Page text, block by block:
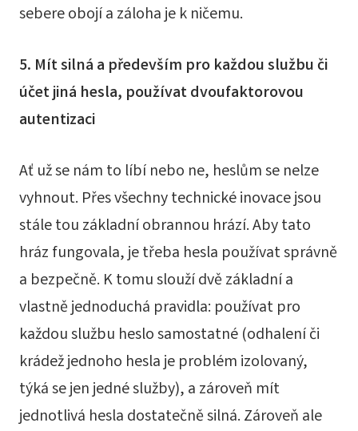
sebere obojí a záloha je k ničemu.
5. Mít silná a především pro každou službu či
účet jiná hesla, používat dvoufaktorovou
autentizaci
Ať už se nám to líbí nebo ne, heslům se nelze
vyhnout. Přes všechny technické inovace jsou
stále tou základní obrannou hrází. Aby tato
hráz fungovala, je třeba hesla používat správně
a bezpečně. K tomu slouží dvě základní a
vlastně jednoduchá pravidla: používat pro
každou službu heslo samostatné (odhalení či
krádež jednoho hesla je problém izolovaný,
týká se jen jedné služby), a zároveň mít
jednotlivá hesla dostatečně silná. Zároveň ale